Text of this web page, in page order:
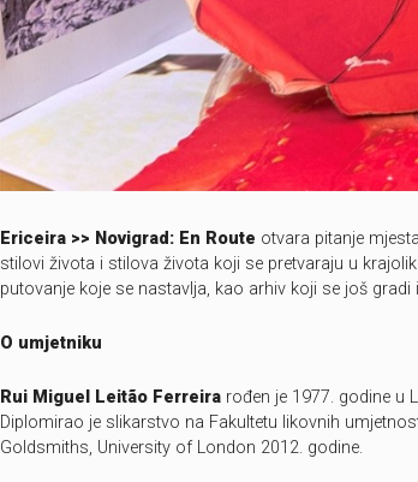
Ericeira >> Novigrad: En Route otvara pitanje
stilovi života i stilova života koji se pretvaraju u
putovanje koje se nastavlja, kao arhiv koji se još
O umjetniku
Rui Miguel Leitão Ferreira rođen je 1977. godine u
Diplomirao je slikarstvo na Fakultetu likovnih
Goldsmiths, University of London 2012. godine.